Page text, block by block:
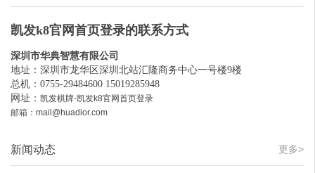
凯发k8官网首页登录的联系方式
深圳市华典智慧有限公司
地址：深圳市龙华区深圳北站汇隆商务中心一号楼9楼
总机：0755-29484600 15019285948
网址： 凯发棋牌-凯发k8官网首页登录
邮箱： mail@huadior.com
更多>
新闻动态